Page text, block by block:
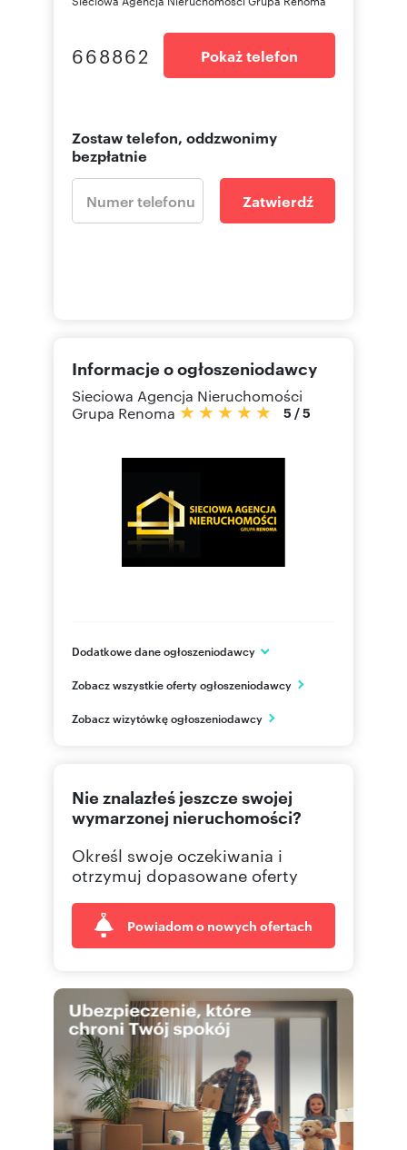
668862 Pokaż telefon
Zostaw telefon, oddzwonimy
bezpłatnie
Zatwierdź
Informacje o ogłoszeniodawcy
Sieciowa Agencja Nieruchomości
Grupa Renoma
5 /5
Dodatkowe dane ogłoszeniodawcy
Gdańsk
PL
Zobacz wszystkie oferty ogłoszeniodawcy
Zobacz wizytówkę ogłoszeniodawcy
Nie znalazłeś jeszcze swojej
wymarzonej nieruchomości?
Określ swoje oczekiwania i
otrzymuj dopasowane oferty
Powiadom o nowych ofertach